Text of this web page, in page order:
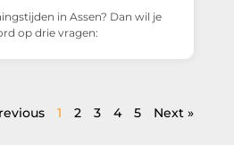
in Assen? Dan wil je
op drie vragen:
1 2 3 4 5 Next »